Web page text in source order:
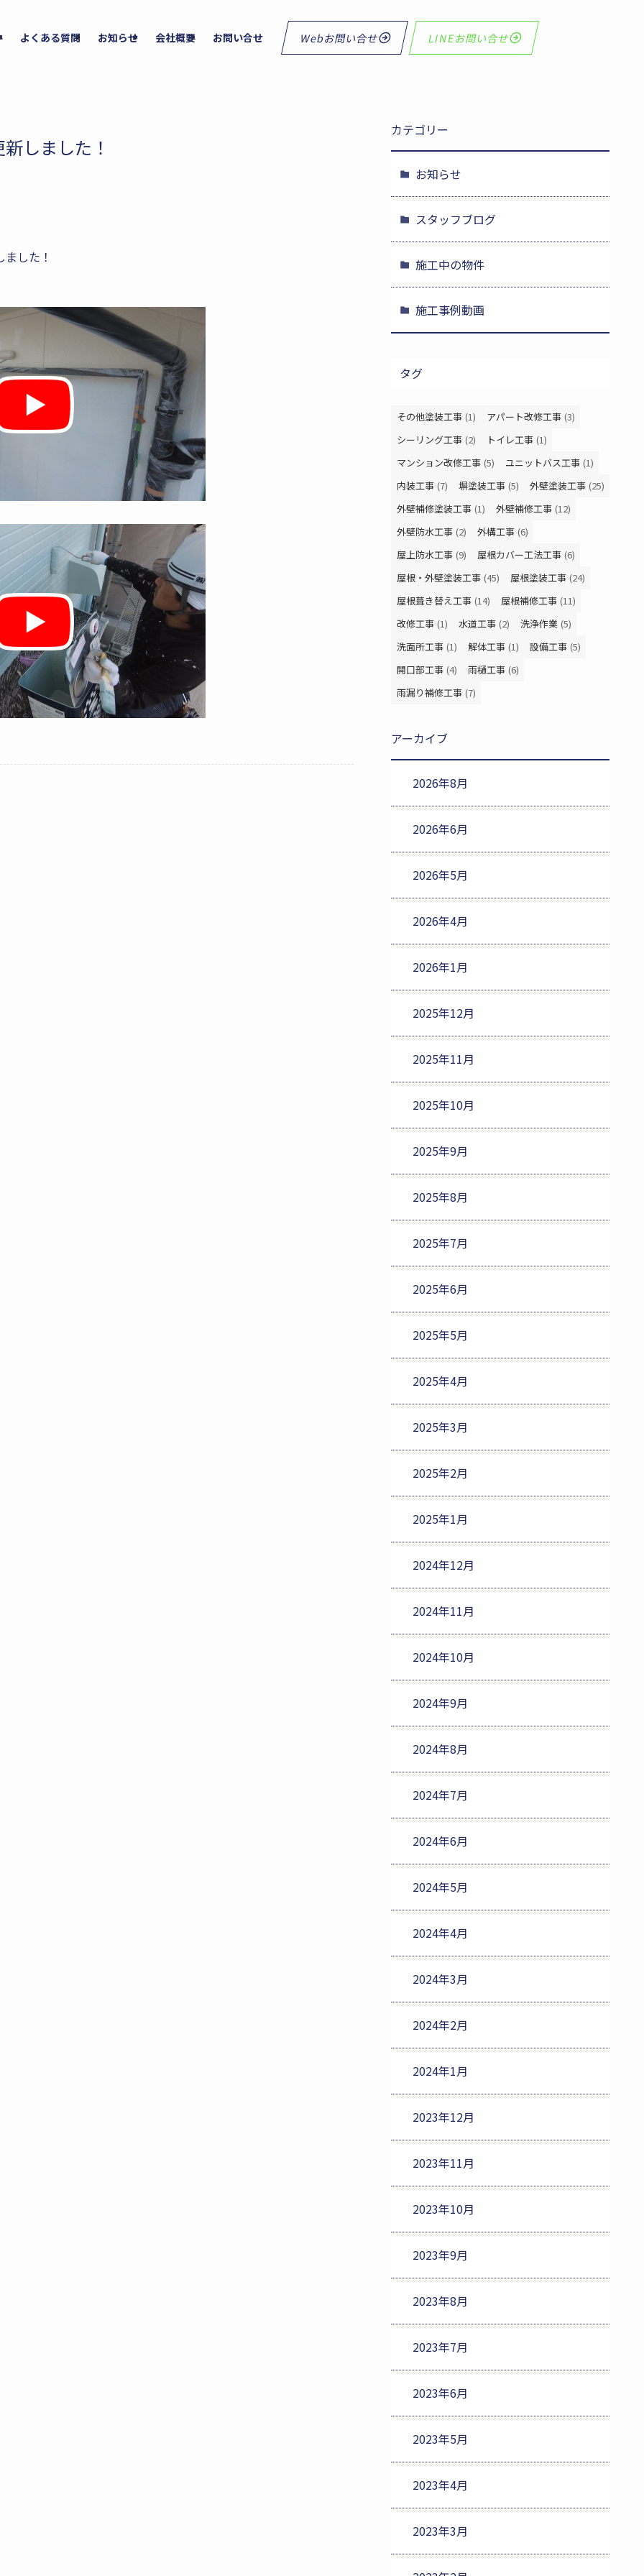
よくある質問 お知らせ 会社概要 お問い合せ Webお問い合せ LINEお問い合せ
しました！
した！
カテゴリー
お知らせ
スタッフブログ
施工中の物件
施工事例動画
タグ
その他塗装工事 (1) アパート改修工事 (3)
シーリング工事 (2) トイレ工事 (1)
マンション改修工事 (5) ユニットバス工事 (1)
内装工事 (7) 塀塗装工事 (5) 外壁塗装工事 (25)
外壁補修塗装工事 (1) 外壁補修工事 (12)
外壁防水工事 (2) 外構工事 (6)
屋上防水工事 (9) 屋根カバー工法工事 (6)
屋根・外壁塗装工事 (45) 屋根塗装工事 (24)
屋根葺き替え工事 (14) 屋根補修工事 (11)
改修工事 (1) 水道工事 (2) 洗浄作業 (5)
洗面所工事 (1) 解体工事 (1) 設備工事 (5)
開口部工事 (4) 雨樋工事 (6)
雨漏り補修工事 (7)
アーカイブ
2026年8月
2026年6月
2026年5月
2026年4月
2026年1月
2025年12月
2025年11月
2025年10月
2025年9月
2025年8月
2025年7月
2025年6月
2025年5月
2025年4月
2025年3月
2025年2月
2025年1月
2024年12月
2024年11月
2024年10月
2024年9月
2024年8月
2024年7月
2024年6月
2024年5月
2024年4月
2024年3月
2024年2月
2024年1月
2023年12月
2023年11月
2023年10月
2023年9月
2023年8月
2023年7月
2023年6月
2023年5月
2023年4月
2023年3月